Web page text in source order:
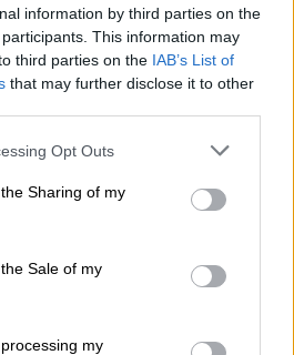
information by third parties on the
participants. This information may
third parties on the IAB’s List of
that may further disclose it to other
app uses one or more Google
usage behaviour. You may click to
Google and its third-party tags to
purposes in below Google
Opt Outs
Sharing of my
Sale of my
my
και ο Κωνσταντίνος,
του στον μυστηριώδη
λίγο πριν αρχίσει η